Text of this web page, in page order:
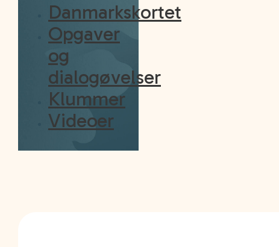
Danmarkskortet
Opgaver
og
dialogøvelser
Klummer
Videoer